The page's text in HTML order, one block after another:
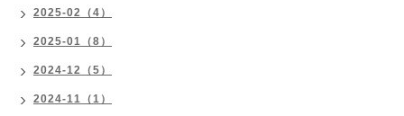
2025-02（4）
2025-01（8）
2024-12（5）
2024-11（1）